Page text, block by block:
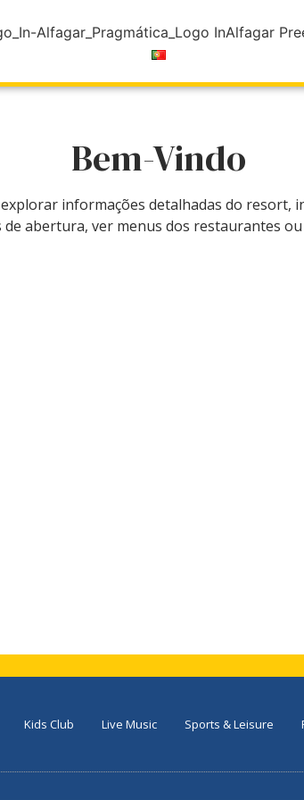
Bem-Vindo
informações detalhadas do resort,
abertura, ver menus dos restaurantes
Kids Club Live Music Sports & Leisure